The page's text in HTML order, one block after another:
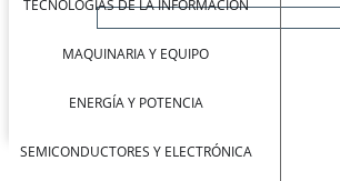
TECNOLOGÍAS DE LA INFORMACIÓN
MAQUINARIA Y EQUIPO
ENERGÍA Y POTENCIA
SEMICONDUCTORES Y ELECTRÓNICA